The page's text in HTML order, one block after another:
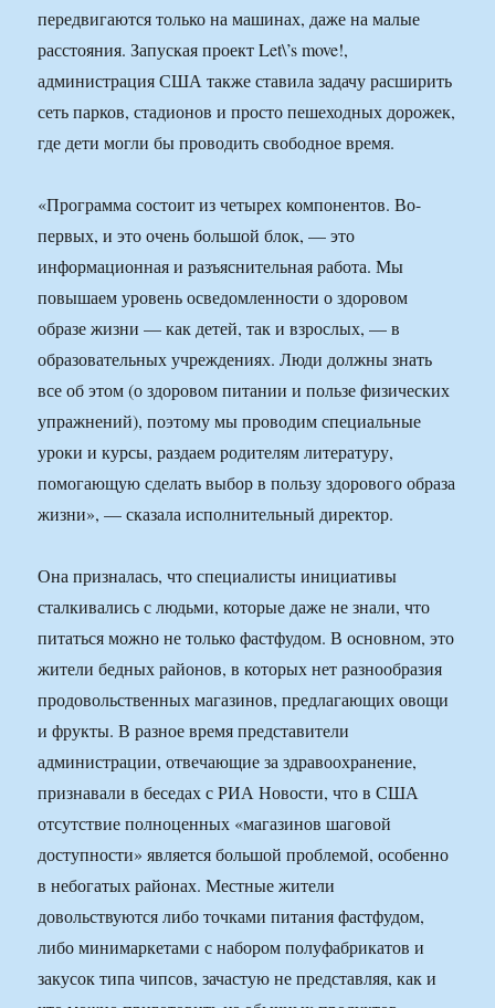
передвигаются только на машинах, даже на малые
расстояния. Запуская проект Let\’s move!,
администрация США также ставила задачу расширить
сеть парков, стадионов и просто пешеходных дорожек,
где дети могли бы проводить свободное время.
«Программа состоит из четырех компонентов. Во-
первых, и это очень большой блок, — это
информационная и разъяснительная работа. Мы
повышаем уровень осведомленности о здоровом
образе жизни — как детей, так и взрослых, — в
образовательных учреждениях. Люди должны знать
все об этом (о здоровом питании и пользе физических
упражнений), поэтому мы проводим специальные
уроки и курсы, раздаем родителям литературу,
помогающую сделать выбор в пользу здорового образа
жизни», — сказала исполнительный директор.
Она призналась, что специалисты инициативы
сталкивались с людьми, которые даже не знали, что
питаться можно не только фастфудом. В основном, это
жители бедных районов, в которых нет разнообразия
продовольственных магазинов, предлагающих овощи
и фрукты. В разное время представители
администрации, отвечающие за здравоохранение,
признавали в беседах с РИА Новости, что в США
отсутствие полноценных «магазинов шаговой
доступности» является большой проблемой, особенно
в небогатых районах. Местные жители
довольствуются либо точками питания фастфудом,
либо минимаркетами с набором полуфабрикатов и
закусок типа чипсов, зачастую не представляя, как и